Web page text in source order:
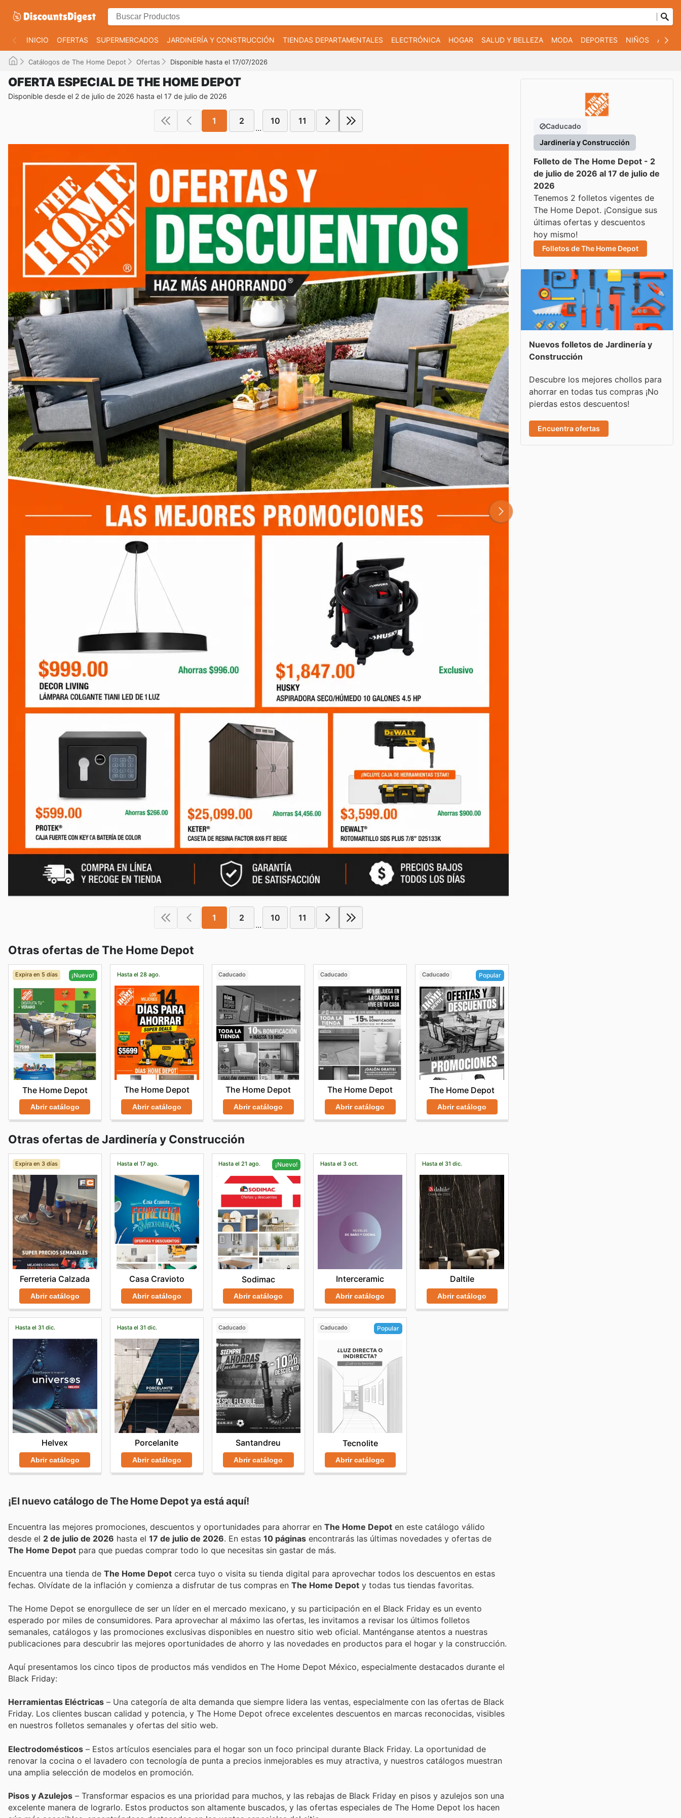
INICIO OFERTAS SUPERMERCADOS JARDINERÍA Y CONSTRUCCIÓN TIENDAS DEPARTAMENTALES ELECTRÓNICA HOGAR SALUD Y BELLEZA MODA DEPORTES NIÑOS AUTO
Catálogos de The Home Depot Ofertas Disponible hasta el 17/07/2026
OFERTA ESPECIAL DE THE HOME DEPOT
Disponible desde el 2 de julio de 2026 hasta el 17 de julio de 2026
1 2
...
10 11
1 2
...
10 11
Otras ofertas de The Home Depot
Expira en 5 días ¡Nuevo!
The Home Depot
Abrir catálogo
Hasta el 28 ago.
The Home Depot
Abrir catálogo
Caducado
The Home Depot
Abrir catálogo
Caducado
The Home Depot
Abrir catálogo
Caducado Popular
The Home Depot
Abrir catálogo
Otras ofertas de Jardinería y Construcción
Expira en 3 días
Ferreteria Calzada
Abrir catálogo
Hasta el 17 ago.
Casa Cravioto
Abrir catálogo
Hasta el 21 ago. ¡Nuevo!
Sodimac
Abrir catálogo
Hasta el 3 oct.
Interceramic
Abrir catálogo
Hasta el 31 dic.
Daltile
Abrir catálogo
Hasta el 31 dic.
Helvex
Abrir catálogo
Hasta el 31 dic.
Porcelanite
Abrir catálogo
Caducado
Santandreu
Abrir catálogo
Caducado Popular
Tecnolite
Abrir catálogo
¡El nuevo catálogo deThe Home Depotya está aquí!
Encuentra las mejores promociones, descuentos y oportunidades para ahorrar en The Home Depot en este catálogo válido
desde el 2 de julio de 2026 hasta el 17 de julio de 2026 . En estas 10 páginas encontrarás las últimas novedades y ofertas de
The Home Depot para que puedas comprar todo lo que necesitas sin gastar de más.
Encuentra una tienda de The Home Depot cerca tuyo o visita su tienda digital para aprovechar todos los descuentos en estas
fechas. Olvídate de la inflación y comienza a disfrutar de tus compras en The Home Depot y todas tus tiendas favoritas.
The Home Depot se enorgullece de ser un líder en el mercado mexicano, y su participación en el Black Friday es un evento
esperado por miles de consumidores. Para aprovechar al máximo las ofertas, les invitamos a revisar los últimos folletos
semanales, catálogos y las promociones exclusivas disponibles en nuestro sitio web oficial. Manténganse atentos a nuestras
publicaciones para descubrir las mejores oportunidades de ahorro y las novedades en productos para el hogar y la construcción.
Aquí presentamos los cinco tipos de productos más vendidos en The Home Depot México, especialmente destacados durante el
Black Friday:
Herramientas Eléctricas – Una categoría de alta demanda que siempre lidera las ventas, especialmente con las ofertas de Black
Friday. Los clientes buscan calidad y potencia, y The Home Depot ofrece excelentes descuentos en marcas reconocidas, visibles
en nuestros folletos semanales y ofertas del sitio web.
Electrodomésticos – Estos artículos esenciales para el hogar son un foco principal durante Black Friday. La oportunidad de
renovar la cocina o el lavadero con tecnología de punta a precios inmejorables es muy atractiva, y nuestros catálogos muestran
una amplia selección de modelos en promoción.
Pisos y Azulejos – Transformar espacios es una prioridad para muchos, y las rebajas de Black Friday en pisos y azulejos son una
excelente manera de lograrlo. Estos productos son altamente buscados, y las ofertas especiales de The Home Depot los hacen
Caducado
Jardinería y Construcción
Folleto de The Home Depot - 2
de julio de 2026 al 17 de julio de
2026
Tenemos 2 folletos vigentes de
The Home Depot. ¡Consigue sus
últimas ofertas y descuentos
hoy mismo!
Folletos de The Home Depot
Nuevos folletos de Jardinería y
Construcción
Descubre los mejores chollos para
ahorrar en todas tus compras ¡No
pierdas estos descuentos!
Encuentra ofertas